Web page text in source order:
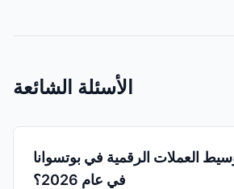
الأسئلة الشائعة
العملات الرقمية في بوتسوانا
في عام 2026؟